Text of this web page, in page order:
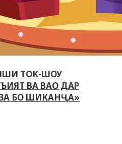
ТОК-ШОУ
ВА ВАО ДАР
БО ШИКАНҶА»